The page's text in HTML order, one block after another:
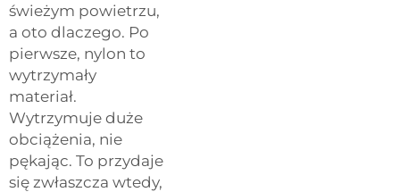
świeżym powietrzu,
a oto dlaczego. Po
pierwsze, nylon to
wytrzymały
materiał.
Wytrzymuje duże
obciążenia, nie
pękając. To przydaje
się zwłaszcza wtedy,